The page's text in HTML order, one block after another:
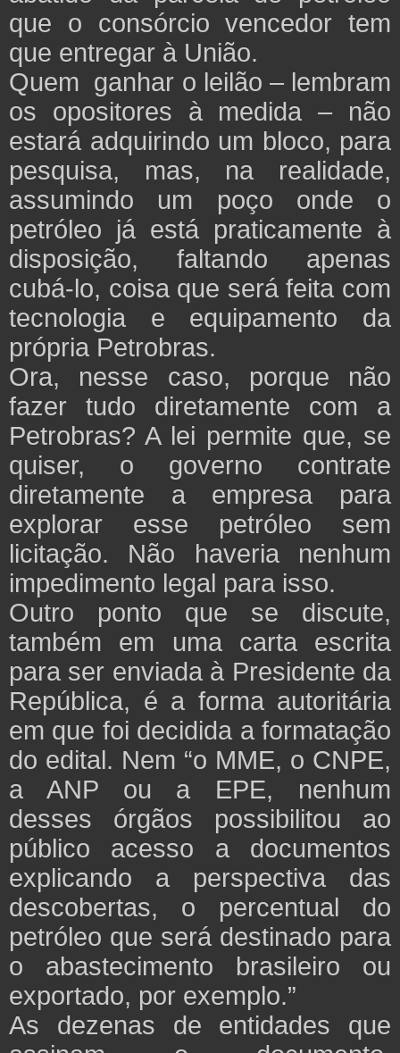
que o consórcio vencedor tem
que entregar à União.
Quem ganhar o leilão – lembram
os opositores à medida – não
estará adquirindo um bloco, para
pesquisa, mas, na realidade,
assumindo um poço onde o
petróleo já está praticamente à
disposição, faltando apenas
cubá-lo, coisa que será feita com
tecnologia e equipamento da
própria Petrobras.
Ora, nesse caso, porque não
fazer tudo diretamente com a
Petrobras? A lei permite que, se
quiser, o governo contrate
diretamente a empresa para
explorar esse petróleo sem
licitação. Não haveria nenhum
impedimento legal para isso.
Outro ponto que se discute,
também em uma carta escrita
para ser enviada à Presidente da
República, é a forma autoritária
em que foi decidida a formatação
do edital. Nem “o MME, o CNPE,
a ANP ou a EPE, nenhum
desses órgãos possibilitou ao
público acesso a documentos
explicando a perspectiva das
descobertas, o percentual do
petróleo que será destinado para
o abastecimento brasileiro ou
exportado, por exemplo.”
As dezenas de entidades que